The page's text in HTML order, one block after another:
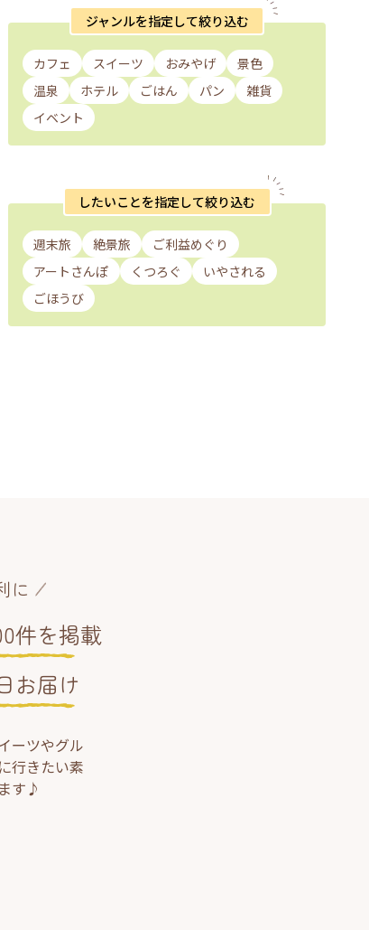
ジャンルを指定して絞り込む
カフェ スイーツ おみやげ
景色
温泉
ホテル ごはん パン
雑貨
イベント
したいことを指定して絞り込む
週末旅 絶景旅
ご利益めぐり
アートさんぽ
くつろぐ
いやされる
ごほうび
に
件を掲載
お届け
ーツやグル
行きたい素
す♪